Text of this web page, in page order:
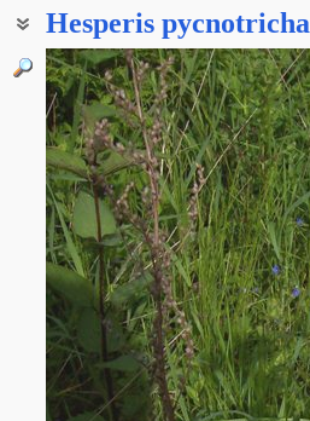
Hesperis pycnotricha